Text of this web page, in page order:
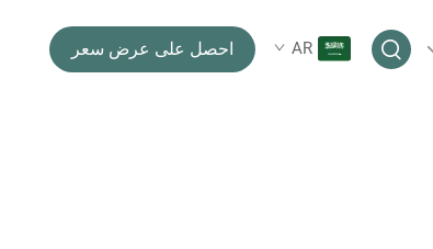
AR احصل على عرض سعر